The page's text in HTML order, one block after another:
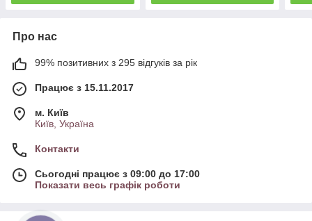
Про нас
99% позитивних з 295 відгуків за рік
Працює з 15.11.2017
м. Київ
Київ, Україна
Контакти
Сьогодні працює з 09:00 до 17:00
Показати весь графік роботи